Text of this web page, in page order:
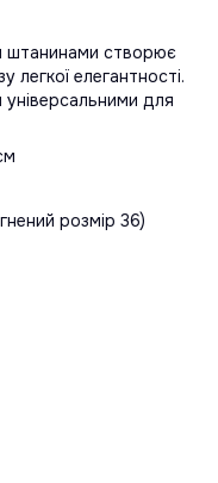
штанинами створює
легкої елегантності.
для
розмір 36)